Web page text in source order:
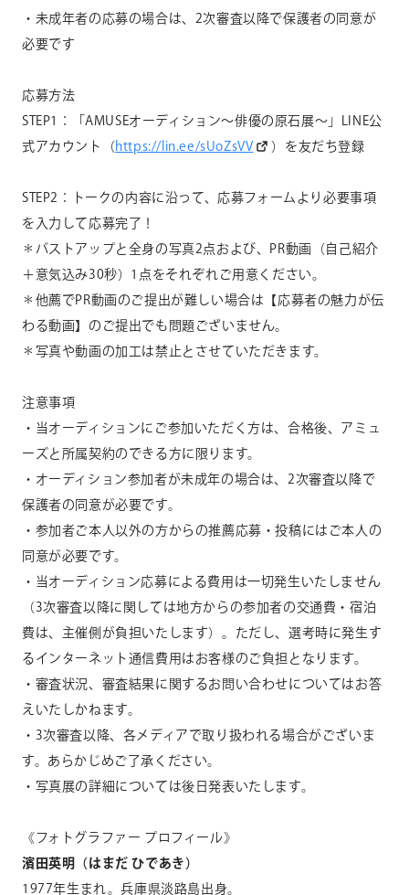
・未成年者の応募の場合は、 2次審査以降で保護者の同意が
必要です
応募方法
STEP1：「AMUSEオーディション〜俳優の原石展〜」 LINE公
式アカウント（ https://lin.ee/sUoZsVV ）を友だち登録
STEP2：トークの内容に沿って、応募フォームより必要事項
を入力して応募完了！
＊バストアップと全身の写真2 点および、 PR動画（自己紹介
＋意気込み30秒） 1 点をそれぞれご用意ください。
＊他薦でPR動画のご提出が難しい場合は【応募者の魅力が伝
わる動画】のご提出でも問題ございません。
＊写真や動画の加工は禁止とさせていただきます。
注意事項
・当オーディションにご参加いただく方は、合格後、アミュ
ーズと所属契約のできる方に限ります。
・オーディション参加者が未成年の場合は、 2次審査以降で
保護者の同意が必要です。
・参加者ご本人以外の方からの推薦応募・投稿にはご本人の
同意が必要です。
・当オーディション応募による費用は一切発生いたしません
（ 3次審査以降に関しては地方からの参加者の交通費・宿泊
費は、主催側が負担いたします）。ただし、選考時に発生す
るインターネット通信費用はお客様のご負担となります。
・審査状況、審査結果に関するお問い合わせについてはお答
えいたしかねます。
・ 3次審査以降、各メディアで取り扱われる場合がございま
す。あらかじめご了承ください。
・写真展の詳細については後日発表いたします。
《フォトグラファー プロフィール》
濱田英明（はまだ ひであき）
1977年生まれ。兵庫県淡路島出身。